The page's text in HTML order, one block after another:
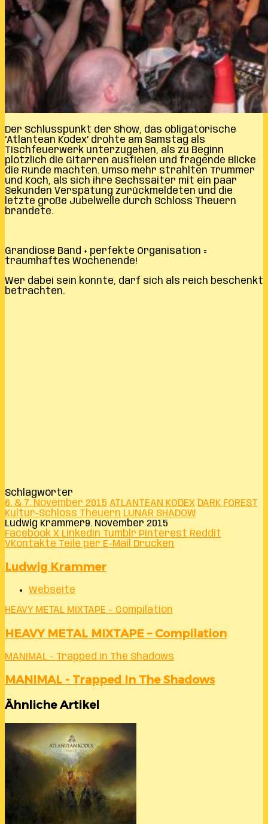
Der Schlusspunkt der Show, das obligatorische
‘Atlantean Kodex’ drohte am Samstag als
Tischfeuerwerk unterzugehen, als zu Beginn
plötzlich die Gitarren ausfielen und fragende Blicke
die Runde machten. Umso mehr strahlten Trummer
und Koch, als sich ihre Sechssaiter mit ein paar
Sekunden Verspätung zurückmeldeten und die
letzte große Jubelwelle durch Schloss Theuern
brandete.
Grandiose Band + perfekte Organisation =
traumhaftes Wochenende!
Wer dabei sein konnte, darf sich als reich beschenkt
betrachten.
Schlagwörter
6. & 7. November 2015 ATLANTEAN KODEX DARK FOREST
Kultur-Schloss Theuern LUNAR SHADOW
Ludwig Krammer9. November 2015
Facebook X LinkedIn Tumblr Pinterest Reddit
VKontakte Teile per E-Mail Drucken
Ludwig Krammer
Webseite
HEAVY METAL MIXTAPE – Compilation
HEAVY METAL MIXTAPE – Compilation
MANIMAL - Trapped In The Shadows
MANIMAL - Trapped In The Shadows
Ähnliche Artikel